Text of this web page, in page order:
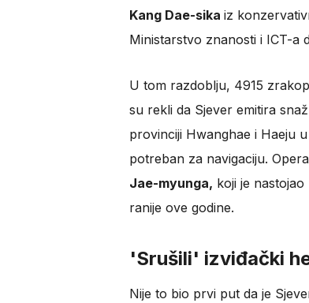
Kang Dae-sika iz
Ministarstvo znanosti i ICT-a
U tom razdoblju, 4915
su rekli da Sjever emitira
provinciji Hwanghae i Haeju
potreban za navigaciju.
Jae-myunga, koji je
ranije ove godine.
'Srušili' izviđački
Nije to bio prvi put da je